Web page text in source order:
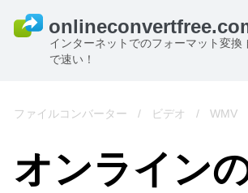
インターネットでのフォーマット変換
で速い！
ファイルコンバーター / ビデオ / WMV
オンライン